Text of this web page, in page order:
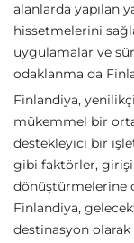
alanlarda yapılan
hissetmelerini
uygulamalar ve
odaklanma da
Finlandiya,
mükemmel bir
destekleyici bir
gibi faktörler,
dönüştürmelerine
Finlandiya,
destinasyon olarak